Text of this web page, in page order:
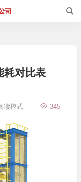
耗对比表
345
读模式